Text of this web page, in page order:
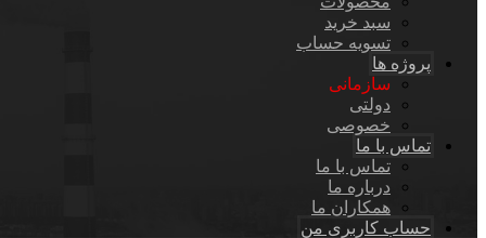
سبد خرید
تسویه حساب
پروژه ها
سازمانی
دولتی
خصوصی
تماس با ما
تماس با ما
درباره ما
همکاران ما
حساب کاربری من